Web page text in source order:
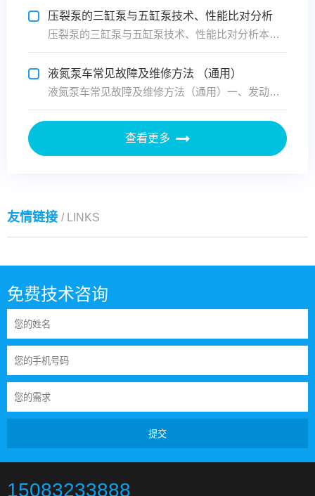
压裂泵的三缸泵与五缸泵技术、性能比对分析
压裂泵的三缸泵与五缸泵技术、性能比对分析本文是对压裂泵的技术研究，主要目的是为准备装配压裂泵的公司提供一个技术投资参考， 使投资压裂泵的技术投资人根据本公司的压裂项目的技术环境，做出一个科学、合理、经济的决策。一、结构设计：1、三缸泵：采用卧式三缸单作用往复式结构，核心由动力端（...
液氮泵车常见故障及维修方法 （通用）
液氮泵车常见故障及维修方法（通用）一、发动机故障及维修（一）启动困难或无法启动1、故障现象：转动钥匙启动发动机时，起动机运转乏力，甚至发动机毫无启动反应。2、可能原因：蓄电池电量匮乏，极柱出现松动或氧化现象，致使供电异常。① 燃油系统存在故障，诸如燃油滤清器堵塞、燃油泵停止工作、...
查看更多
友情链接 / LINKS
免费技术咨询
提交
15083233888